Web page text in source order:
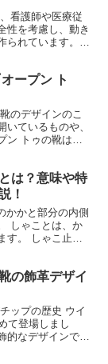
クッション性や保
あり、インソー
3. アウト
ウトソールは、靴
性を考慮し、動き
れています。ナ
開発されました。
スシューズが販売
ープン ト
のデザインのこ
ているものや、
ン トゥの靴は、
ド、キャンバス、
ます。また、
、自分の好みに
先のケアをして
おく必要がありま
やすいので、定
を合わせて履く
なスタイルに合
す。
は？意味や特
！
しゃことは、か
止め
ために当て布を縫
、しゃこ止めはあ
合や、靴のかか
ています。
の飾革デザイ
て登場しまし
なデザインでし